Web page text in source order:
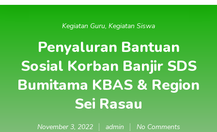
Kegiatan Guru, Kegiatan Siswa
Penyaluran Bantuan
Sosial Korban Banjir SDS
Bumitama KBAS & Region
Sei Rasau
November 3, 2022 admin No Comments